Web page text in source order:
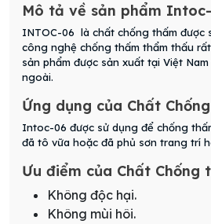
Mô tả về sản phẩm
INTOC-06 là chất chống thấm được
công nghệ chống thấm thẩm thấu
sản phẩm được sản xuất tại Việt
ngoài.
Ứng dụng của Chất
Intoc-06 được sử dụng để chống
đã tô vữa hoặc đã phủ sơn trang trí
Ưu điểm của Chất
Không độc hại.
Không mùi hôi.